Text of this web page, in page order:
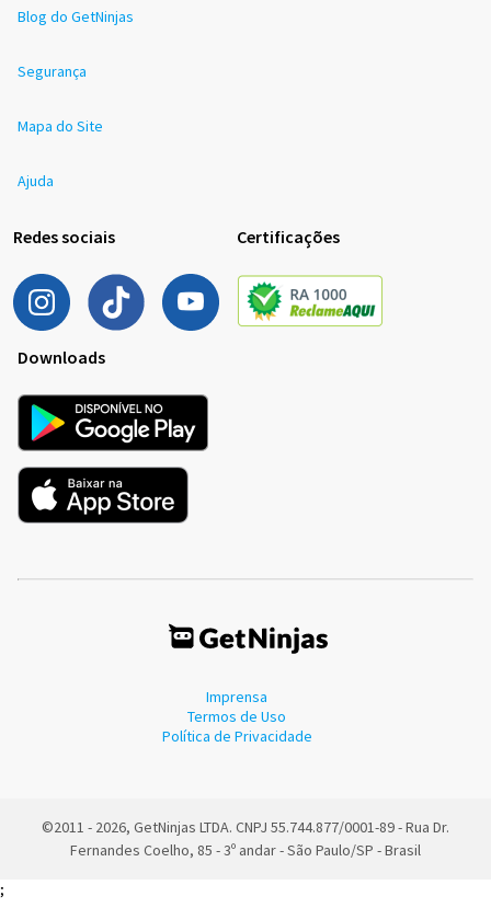
Blog do GetNinjas
Segurança
Mapa do Site
Ajuda
Redes sociais Certificações
Downloads
Imprensa
Termos de Uso
Política de Privacidade
©2011 - 2026, GetNinjas LTDA. CNPJ 55.744.877/0001-89 - Rua Dr.
Fernandes Coelho, 85 - 3º andar - São Paulo/SP - Brasil
;